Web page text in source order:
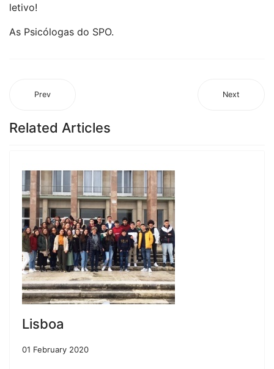
letivo!
As Psicólogas do SPO.
Prev Next
Related Articles
Lisboa
01 February 2020